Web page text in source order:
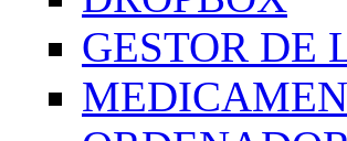
GESTOR DE